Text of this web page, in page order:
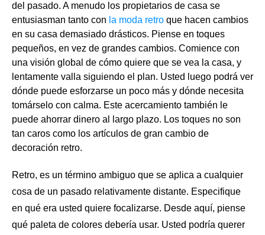
del pasado. A menudo los propietarios de casa se
entusiasman tanto con la moda retro que hacen cambios
en su casa demasiado drásticos. Piense en toques
pequeños, en vez de grandes cambios. Comience con
una visión global de cómo quiere que se vea la casa, y
lentamente valla siguiendo el plan. Usted luego podrá ver
dónde puede esforzarse un poco más y dónde necesita
tomárselo con calma. Este acercamiento también le
puede ahorrar dinero al largo plazo. Los toques no son
tan caros como los artículos de gran cambio de
decoración retro.
Retro, es un término ambiguo que se aplica a cualquier
cosa de un pasado relativamente distante. Especifique
en qué era usted quiere focalizarse. Desde aquí, piense
qué paleta de colores debería usar. Usted podría querer